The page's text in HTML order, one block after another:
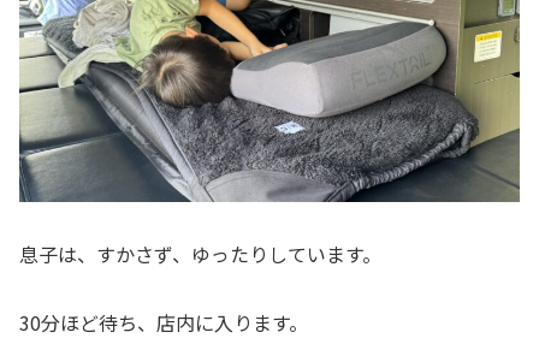
息子は、すかさず、ゆったりしています。
30分ほど待ち、店内に入ります。